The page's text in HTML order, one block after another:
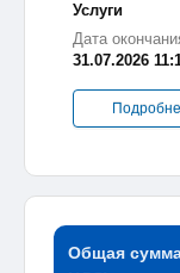
Услуги
Дата
31.07.2026
Общая